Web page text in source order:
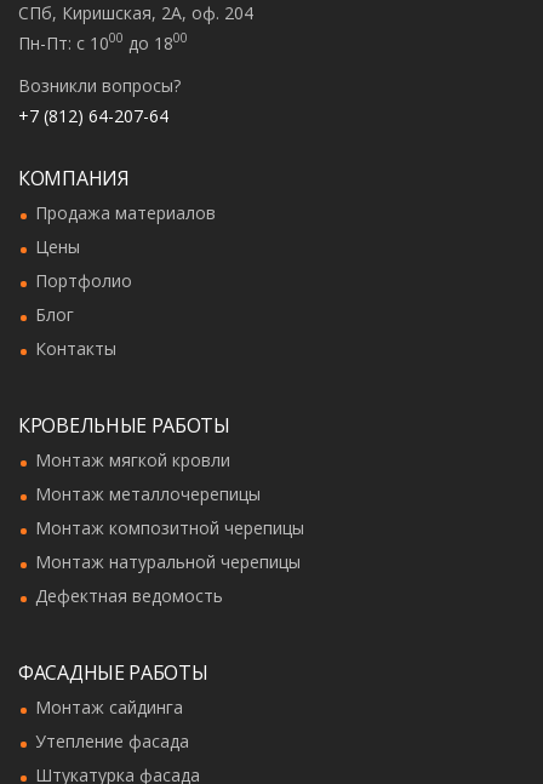
СПб, Киришская, 2А, оф. 204
Пн-Пт: с 1000 до 1800
Возникли вопросы?
+7 (812) 64-207-64
КРОВЕЛЬНЫЕ РАБОТЫ
Монтаж мягкой кровли
Монтаж металлочерепицы
Монтаж композитной черепицы
Монтаж натуральной черепицы
Дефектная ведомость
ФАСАДНЫЕ РАБОТЫ
Монтаж cайдинга
Утепление фасада
Штукатурка фасада
КОМПАНИЯ
Продажа материалов
Цены
Портфолио
Блог
Контакты